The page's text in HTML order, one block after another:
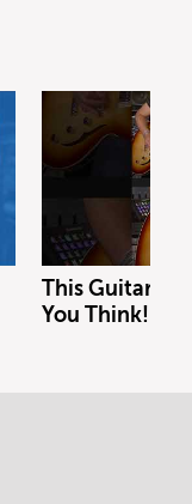
This Guitar
You Think!